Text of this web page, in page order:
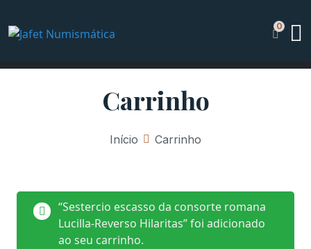
Carrinho
Início » Carrinho
“Sestercio escasso da consorte romana
Lucilla-Reverso Hilaritas” foi adicionado
ao seu carrinho.